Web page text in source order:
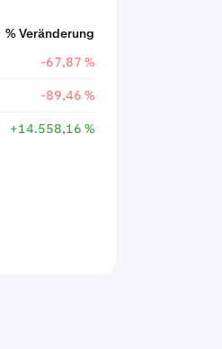
% Veränderung
-67,87 %
-89,46 %
+14.558,16 %